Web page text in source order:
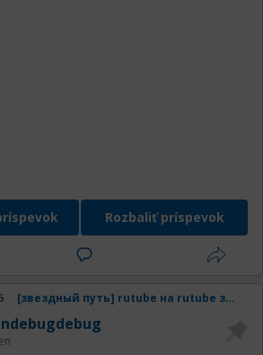
Rozbaliť príspevok
[звездный путь] rutube на rutube звездный путь смотреть онлайн в хорошем качестве